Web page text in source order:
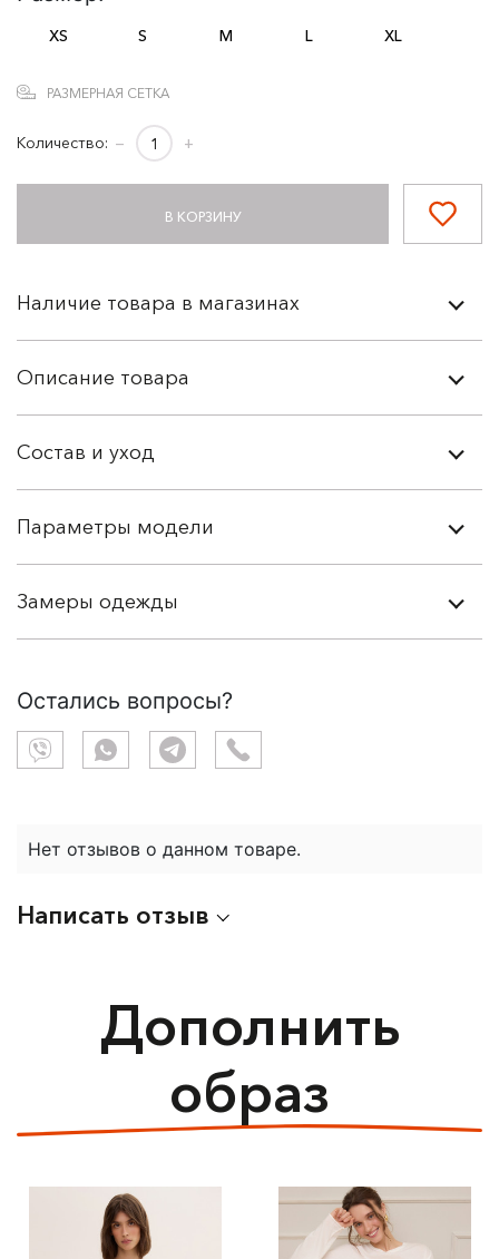
XS S M L XL
РАЗМЕРНАЯ СЕТКА
Количество: − +
В КОРЗИНУ
Наличие товара в магазинах
Описание товара
Состав и уход
Параметры модели
Замеры одежды
Остались вопросы?
Нет отзывов о данном товаре.
Написать отзыв
Дополнить
образ